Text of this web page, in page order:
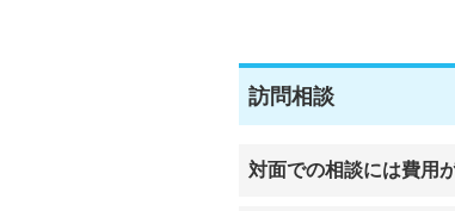
訪問相談
対面での相談には費用